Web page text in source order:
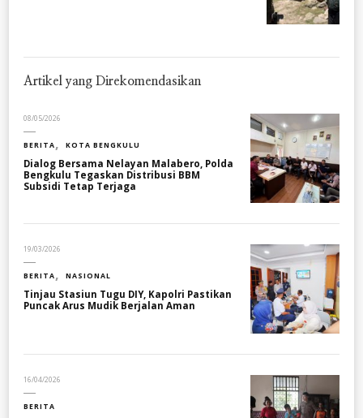
Artikel yang Direkomendasikan
08/05/2026
BERITA KOTA BENGKULU
Dialog Bersama Nelayan Malabero, Polda
Bengkulu Tegaskan Distribusi BBM
Subsidi Tetap Terjaga
19/03/2026
BERITA NASIONAL
Tinjau Stasiun Tugu DIY, Kapolri Pastikan
Puncak Arus Mudik Berjalan Aman
16/04/2026
BERITA